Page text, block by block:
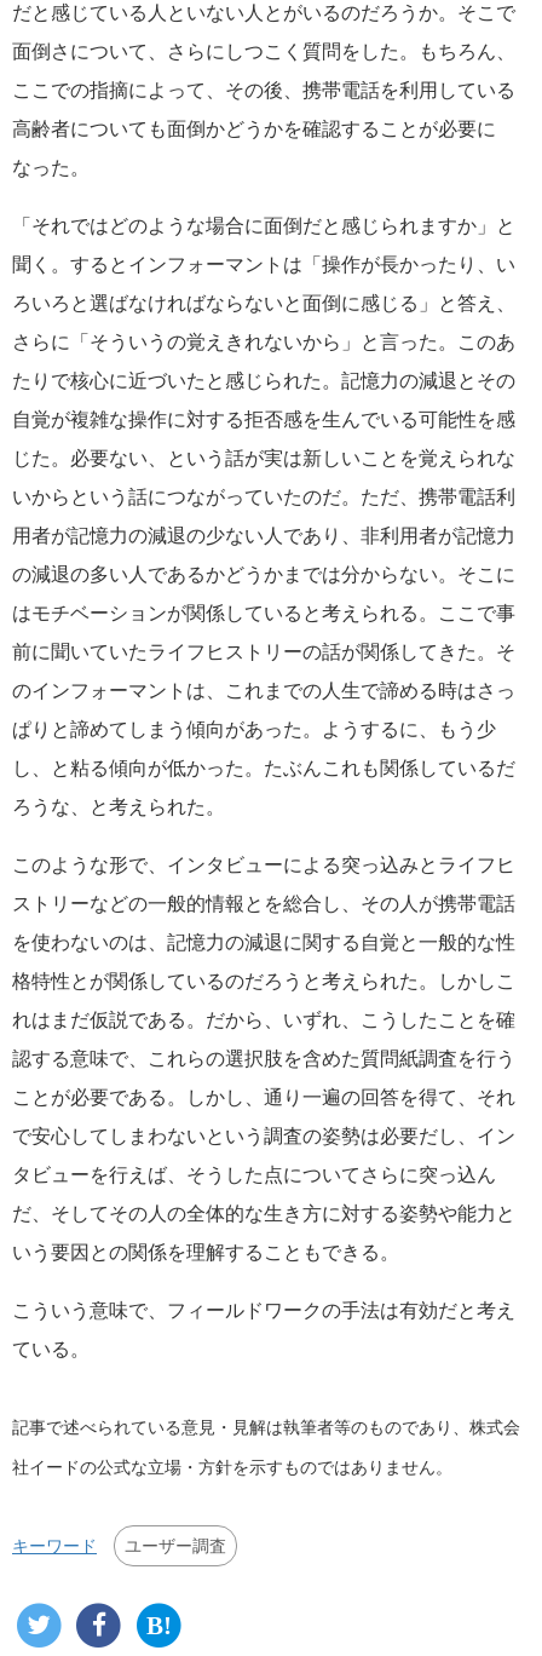
だと感じている人といない人とがいるのだろうか。そこで
面倒さについて、さらにしつこく質問をした。もちろん、
ここでの指摘によって、その後、携帯電話を利用している
高齢者についても面倒かどうかを確認することが必要に
なった。
「それではどのような場合に面倒だと感じられますか」と
聞く。するとインフォーマントは「操作が長かったり、い
ろいろと選ばなければならないと面倒に感じる」と答え、
さらに「そういうの覚えきれないから」と言った。このあ
たりで核心に近づいたと感じられた。記憶力の減退とその
自覚が複雑な操作に対する拒否感を生んでいる可能性を感
じた。必要ない、という話が実は新しいことを覚えられな
いからという話につながっていたのだ。ただ、携帯電話利
用者が記憶力の減退の少ない人であり、非利用者が記憶力
の減退の多い人であるかどうかまでは分からない。そこに
はモチベーションが関係していると考えられる。ここで事
前に聞いていたライフヒストリーの話が関係してきた。そ
のインフォーマントは、これまでの人生で諦める時はさっ
ぱりと諦めてしまう傾向があった。ようするに、もう少
し、と粘る傾向が低かった。たぶんこれも関係しているだ
ろうな、と考えられた。
このような形で、インタビューによる突っ込みとライフヒ
ストリーなどの一般的情報とを総合し、その人が携帯電話
を使わないのは、記憶力の減退に関する自覚と一般的な性
格特性とが関係しているのだろうと考えられた。しかしこ
れはまだ仮説である。だから、いずれ、こうしたことを確
認する意味で、これらの選択肢を含めた質問紙調査を行う
ことが必要である。しかし、通り一遍の回答を得て、それ
で安心してしまわないという調査の姿勢は必要だし、イン
タビューを行えば、そうした点についてさらに突っ込ん
だ、そしてその人の全体的な生き方に対する姿勢や能力と
いう要因との関係を理解することもできる。
こういう意味で、フィールドワークの手法は有効だと考え
ている。
記事で述べられている意見・見解は執筆者等のものであり、株式会
社イードの公式な立場・方針を示すものではありません。
キーワード ユーザー調査